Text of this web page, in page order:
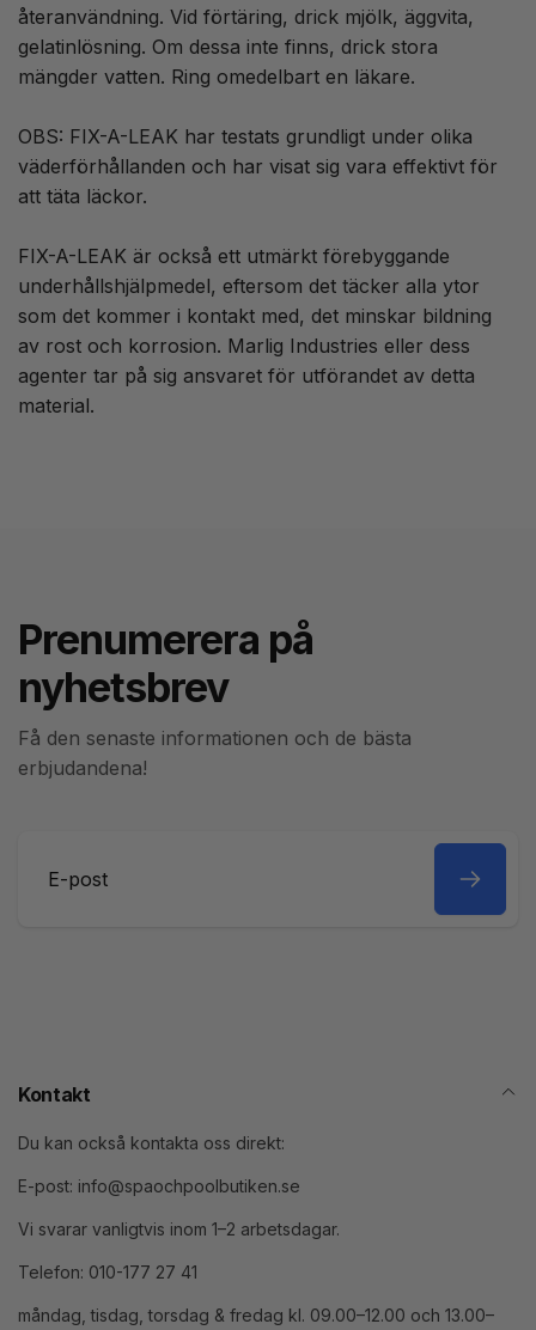
återanvändning. Vid förtäring, drick mjölk, äggvita,
gelatinlösning. Om dessa inte finns, drick stora
mängder vatten. Ring omedelbart en läkare.
OBS: FIX-A-LEAK har testats grundligt under olika
väderförhållanden och har visat sig vara effektivt för
att täta läckor.
FIX-A-LEAK är också ett utmärkt förebyggande
underhållshjälpmedel, eftersom det täcker alla ytor
som det kommer i kontakt med, det minskar bildning
av rost och korrosion. Marlig Industries eller dess
agenter tar på sig ansvaret för utförandet av detta
material.
Prenumerera på
nyhetsbrev
Få den senaste informationen och de bästa
erbjudandena!
Kontakt
Du kan också kontakta oss direkt:
E-post: info@spaochpoolbutiken.se
Vi svarar vanligtvis inom 1–2 arbetsdagar.
Telefon: 010-177 27 41
måndag, tisdag, torsdag & fredag kl. 09.00–12.00 och 13.00–